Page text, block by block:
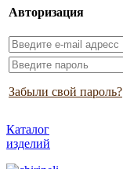
Авторизация
Забыли свой пароль?
Каталог
изделий